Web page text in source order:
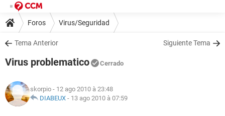
Foros Virus/Seguridad
Tema Anterior Siguiente Tema
Virus problematico Cerrado
skorpio - 12 ago 2010 à 23:48
DIABEUX - 13 ago 2010 à 07:59